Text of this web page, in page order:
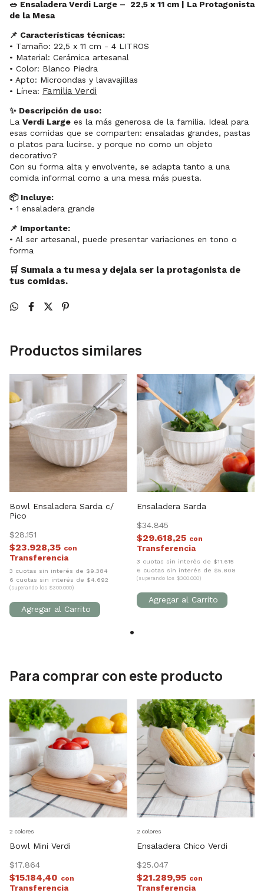
🥗 Ensaladera Verdi Large – 22,5 x 11 cm | La Protagonista
de la Mesa
📌 Características técnicas:
• Tamaño: 22,5 x 11 cm - 4 LITROS
• Material: Cerámica artesanal
• Color: Blanco Piedra
• Apto: Microondas y lavavajillas
• Línea: Familia Verdi
✨ Descripción de uso:
La Verdi Large es la más generosa de la familia. Ideal para
esas comidas que se comparten: ensaladas grandes, pastas
o platos para lucirse. y porque no como un objeto
decorativo?
Con su forma alta y envolvente, se adapta tanto a una
comida informal como a una mesa más puesta.
📦 Incluye:
• 1 ensaladera grande
📌 Importante:
• Al ser artesanal, puede presentar variaciones en tono o
forma
🛒 Sumala a tu mesa y dejala ser la protagonista de
tus comidas.
Productos similares
Bowl Ensaladera Sarda c/
Pico
$28.151
$23.928,35 con
3 cuotas sin interés de $9.384
6 cuotas sin interés de $4.692
(superando los $300.000)
Ensaladera Sarda
$34.845
$29.618,25 con
3 cuotas sin interés de $11.615
6 cuotas sin interés de $5.808
(superando los $300.000)
Para comprar con este producto
Bowl Mini Verdi
$17.864
$15.184,40 con
2 colores
Ensaladera Chico Verdi
$25.047
$21.289,95 con
2 colores